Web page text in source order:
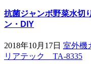
抗菌ジャンボ野菜水
ン・DIY
2018年10月17日 室外機
リアテック TA-8335